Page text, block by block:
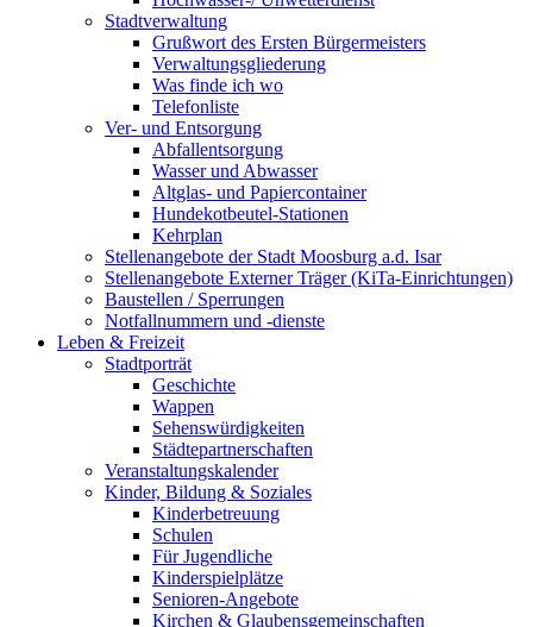
Stadtverwaltung
Grußwort des Ersten Bürgermeisters
Verwaltungsgliederung
Was finde ich wo
Telefonliste
Ver- und Entsorgung
Abfallentsorgung
Wasser und Abwasser
Altglas- und Papiercontainer
Hundekotbeutel-Stationen
Kehrplan
Stellenangebote der Stadt Moosburg a.d. Isar
Stellenangebote Externer Träger (KiTa-Einrichtungen)
Baustellen / Sperrungen
Notfallnummern und -dienste
Leben & Freizeit
Stadtporträt
Geschichte
Wappen
Sehenswürdigkeiten
Städtepartnerschaften
Veranstaltungskalender
Kinder, Bildung & Soziales
Kinderbetreuung
Schulen
Für Jugendliche
Kinderspielplätze
Senioren-Angebote
Kirchen & Glaubensgemeinschaften